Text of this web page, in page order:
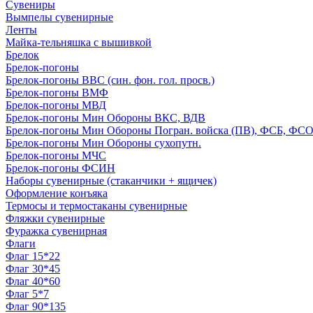
Сувениры
Вымпелы сувенирные
Ленты
Майка-тельняшка с вышивкой
Брелок
Брелок-погоны
Брелок-погоны ВВС (син. фон. гол. просв.)
Брелок-погоны ВМФ
Брелок-погоны МВД
Брелок-погоны Мин Обороны ВКС, ВДВ
Брелок-погоны Мин Обороны Погран. войска (ПВ), ФСБ, ФСО
Брелок-погоны Мин Обороны сухопутн.
Брелок-погоны МЧС
Брелок-погоны ФСИН
Наборы сувенирные (стаканчики + ящичек)
Оформление конъяка
Термосы и термостаканы сувенирные
Фляжки сувенирные
Фуражка сувенирная
Флаги
Флаг 15*22
Флаг 30*45
Флаг 40*60
Флаг 5*7
Флаг 90*135